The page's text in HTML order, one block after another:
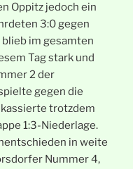
Oppitz jedoch ein
3:0 gegen
im gesamten
Tag stark und
2 der
gegen die
trotzdem
1:3-Niederlage.
in weite
Nummer 4,